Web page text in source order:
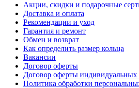
Акции, скидки и подарочные
Доставка и оплата
Рекомендации и уход
Гарантия и ремонт
Обмен и возврат
Как определить размер кольца
Вакансии
Договор оферты
Договор оферты индивидуальных
Политика обработки